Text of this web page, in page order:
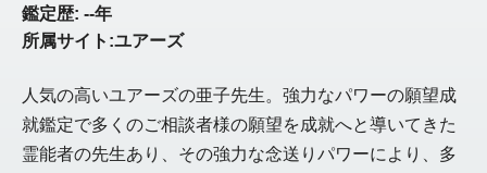
鑑定歴: --年
所属サイト:ユアーズ
人気の高いユアーズの亜子先生。強力なパワーの願望成
就鑑定で多くのご相談者様の願望を成就へと導いてきた
霊能者の先生あり、その強力な念送りパワーにより、多